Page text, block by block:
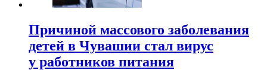
Причиной массового заболевания
детей в Чувашии стал вирус
у работников питания